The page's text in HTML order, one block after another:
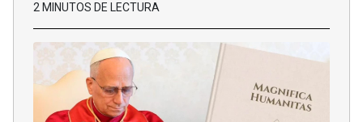
2 MINUTOS DE LECTURA